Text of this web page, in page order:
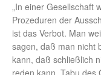
„In einer Gesellschaft
Prozeduren der
ist das Verbot. Man
sagen, daß man nicht
kann, daß schließlich